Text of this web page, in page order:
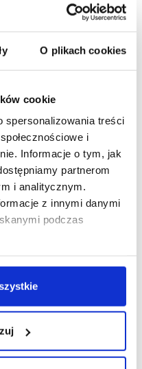
O plikach cookies
cookie
spersonalizowania treści
i
Informacje o tym, jak
partnerom
i analitycznym.
z innymi danymi
podczas
w Polsce,
Gdyni, Katowicach,
lokali w Polsce,
ze spółką